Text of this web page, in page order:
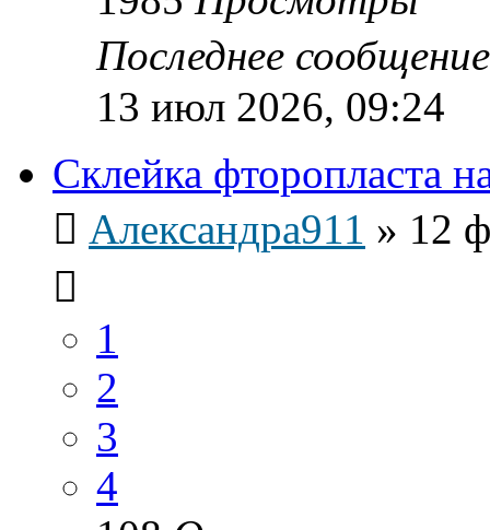
Последнее
13 июл 2026, 09:24
Склейка фторопласта
Александра911 » 12
1
2
3
4